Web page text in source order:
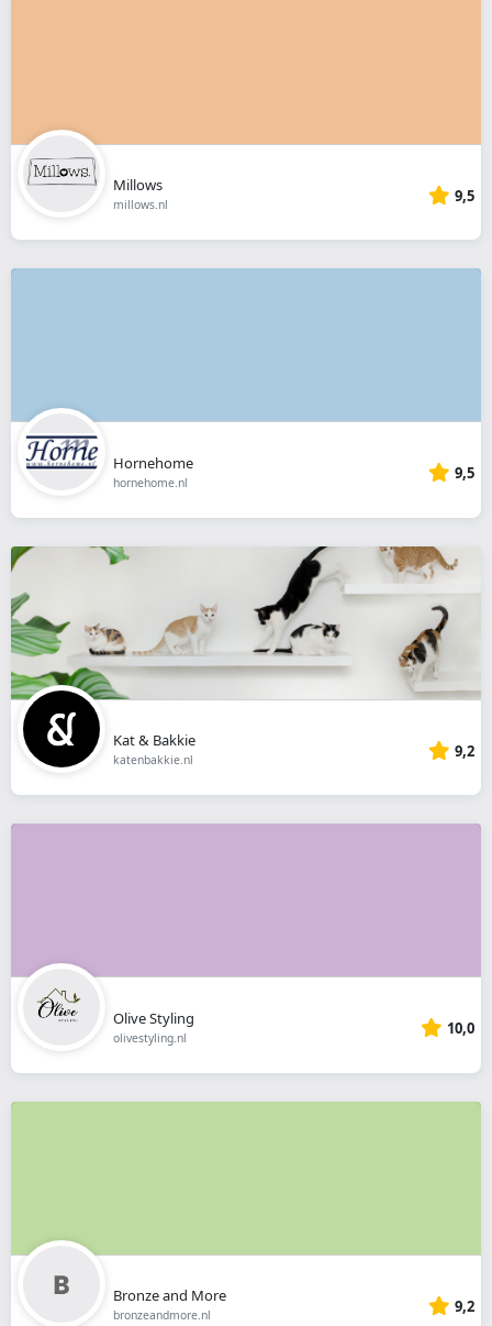
Millows
millows.nl 9,5
Hornehome
hornehome.nl 9,5
Kat & Bakkie
katenbakkie.nl 9,2
Olive Styling
olivestyling.nl 10,0
Bronze and More
bronzeandmore.nl 9,2